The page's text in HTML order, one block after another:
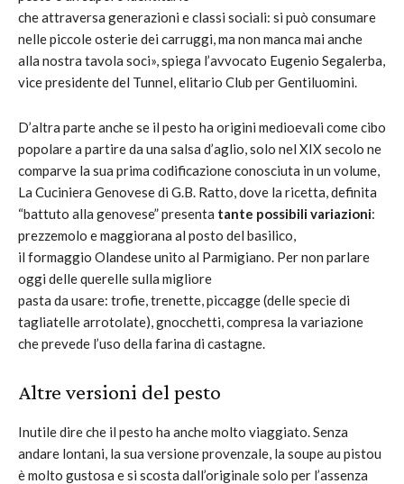
che attraversa generazioni e classi sociali: si può consumare
nelle piccole osterie dei carruggi, ma non manca mai anche
alla nostra tavola soci», spiega l’avvocato Eugenio Segalerba,
vice presidente del Tunnel, elitario Club per Gentiluomini.
D’altra parte anche se il pesto ha origini medioevali come cibo
popolare a partire da una salsa d’aglio, solo nel XIX secolo ne
comparve la sua prima codificazione conosciuta in un volume,
La Cuciniera Genovese di G.B. Ratto, dove la ricetta, definita
“battuto alla genovese” presenta tante possibili variazioni:
prezzemolo e maggiorana al posto del basilico,
il formaggio Olandese unito al Parmigiano. Per non parlare
oggi delle querelle sulla migliore
pasta da usare: trofie, trenette, piccagge (delle specie di
tagliatelle arrotolate), gnocchetti, compresa la variazione
che prevede l’uso della farina di castagne.
Altre versioni del pesto
Inutile dire che il pesto ha anche molto viaggiato. Senza
andare lontani, la sua versione provenzale, la soupe au pistou
è molto gustosa e si scosta dall’originale solo per l’assenza